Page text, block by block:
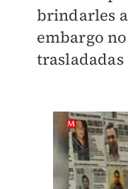
brindarles
embargo